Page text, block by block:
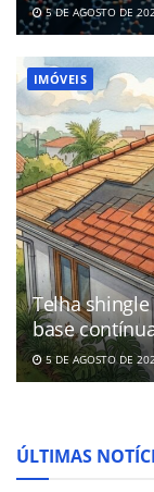
5 DE AGOSTO DE
IMÓVEIS
Telha
base
5 DE AGOSTO DE
ÚLTIMAS